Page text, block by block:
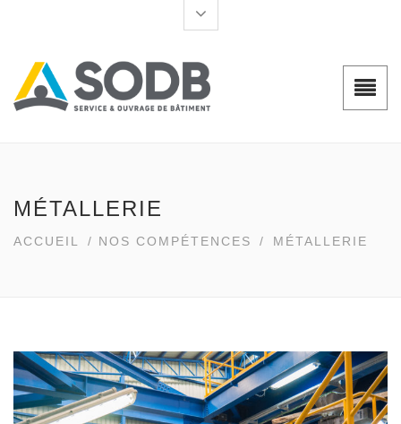
MÉTALLERIE
ACCUEIL / NOS COMPÉTENCES / MÉTALLERIE